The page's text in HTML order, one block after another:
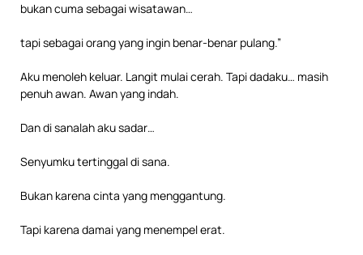
bukan cuma sebagai wisatawan…
tapi sebagai orang yang ingin benar-benar pulang.”
Aku menoleh keluar. Langit mulai cerah. Tapi dadaku… masih
penuh awan. Awan yang indah.
Dan di sanalah aku sadar…
Senyumku tertinggal di sana.
Bukan karena cinta yang menggantung.
Tapi karena damai yang menempel erat.